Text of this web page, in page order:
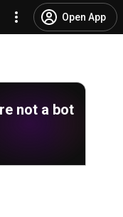
Open App
not a bot